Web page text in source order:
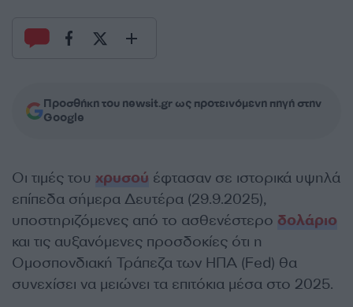
Προσθήκη του newsit.gr ως προτεινόμενη πηγή στην
Google
Οι τιμές του χρυσού έφτασαν σε ιστορικά υψηλά
επίπεδα σήμερα Δευτέρα (29.9.2025),
υποστηριζόμενες από το ασθενέστερο δολάριο
και τις αυξανόμενες προσδοκίες ότι η
Ομοσπονδιακή Τράπεζα των ΗΠΑ (Fed) θα
συνεχίσει να μειώνει τα επιτόκια μέσα στο 2025.